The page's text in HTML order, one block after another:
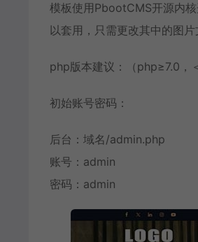
模板使用PbootCMS开源内
以套用，只需更改其中的图
php版本建议：（php≥7.0，
初始账号密码：
后台：域名/admin.php
账号：admin
密码：admin